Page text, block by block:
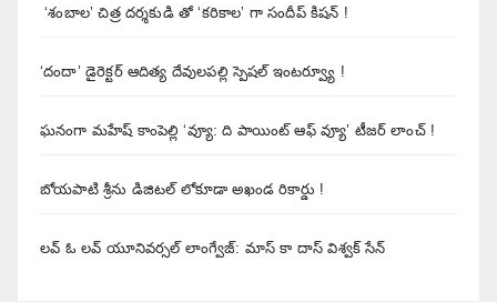
‘శంబాల’ చిత్ర దర్శకుడి తో ‘కరికాల’ గా సందీప్ కిషన్ !
‘దందా’ డైరెక్ట‌ర్ ఆదిత్య దేవులపల్లి స్పెషల్ ఇంటర్వ్యూ !
ఘనంగా మహేష్ కాంపెల్లి ‘వ్యూ: ది పాయింట్ ఆఫ్ వ్యూ’ టీజర్ లాంచ్ !
బోయపాటి శ్రీను డిజిటల్‌ లోకూడా అఖండ రికార్డు !
లవ్ ఓ లవ్ యూనివర్సల్ లాంగ్వేజ్‌: మాస్ కా దాస్ విశ్వక్ సేన్